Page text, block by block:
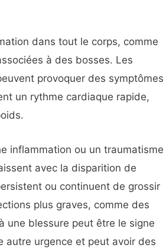
dans tout le corps, comme
à des bosses. Les
provoquer des symptômes
un rythme cardiaque rapide,
inflammation ou un traumatisme
avec la disparition de
ou continuent de grossir
plus graves, comme des
une blessure peut être le signe
autre urgence et peut avoir des